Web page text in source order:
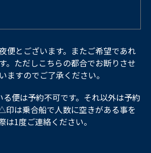
便とございます。またご希望であれ
。ただしこちらの都合でお断りさせ
ますのでご了承ください。
る便は予約不可です。それ以外は予約
印は乗合船で人数に空きがある事を
は1度ご連絡ください。